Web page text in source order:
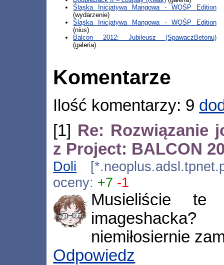
Śląska Inicjatywa Mangowa - WOŚP Edition
(wydarzenie)
Śląska Inicjatywa Mangowa - WOŚP Edition
(nius)
Balcon 2012: Jubileusz (SpawaczBetonu)
(galeria)
Komentarze
Ilość komentarzy: 9
[1] Re: Rozwiązanie
z Project: BALCON
Doli
oceny: +7 -1
Musieliście
niemiłosiernie
Odpowiedz